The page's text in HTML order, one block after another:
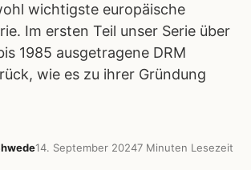
wichtigste europäische
Im ersten Teil unser Serie über
1985 ausgetragene DRM
wie es zu ihrer Gründung
14. September 20247 Minuten Lesezeit